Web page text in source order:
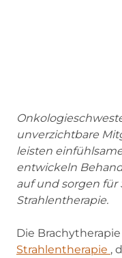
unverzichtbare
leisten
entwickeln
auf und sorgen für
Strahlentherapie.
Die
Strahlentherapie ,